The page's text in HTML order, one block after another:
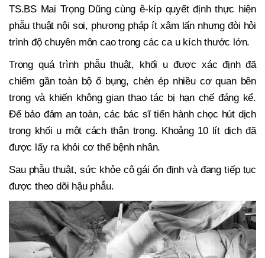
TS.BS Mai Trọng Dũng cùng ê-kíp quyết định thực hiện
phẫu thuật nội soi, phương pháp ít xâm lấn nhưng đòi hỏi
trình độ chuyên môn cao trong các ca u kích thước lớn.
Trong quá trình phẫu thuật, khối u được xác định đã
chiếm gần toàn bộ ổ bụng, chèn ép nhiều cơ quan bên
trong và khiến không gian thao tác bị hạn chế đáng kể.
Để bảo đảm an toàn, các bác sĩ tiến hành chọc hút dịch
trong khối u một cách thận trọng. Khoảng 10 lít dịch đã
được lấy ra khỏi cơ thể bệnh nhân.
Sau phẫu thuật, sức khỏe cô gái ổn định và đang tiếp tục
được theo dõi hậu phẫu.